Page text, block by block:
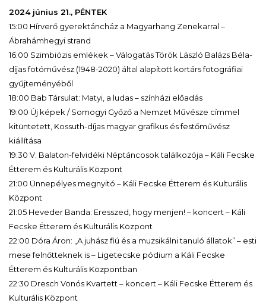
2024 június 21., PÉNTEK
15:00 Hírverő gyerektáncház a Magyarhang Zenekarral –
Ábrahámhegyi strand
16:00 Szimbiózis emlékek – Válogatás Török László Balázs Béla-
díjas fotóművész (1948-2020) által alapított kortárs fotográfiai
gyűjteményéből
18:00 Bab Társulat: Matyi, a ludas – színházi előadás
19:00 Új képek / Somogyi Győző a Nemzet Művésze címmel
kitüntetett, Kossuth-díjas magyar grafikus és festőművész
kiállítása
19:30 V. Balaton-felvidéki Néptáncosok találkozója – Káli Fecske
Étterem és Kulturális Központ
21:00 Ünnepélyes megnyitó – Káli Fecske Étterem és Kulturális
Központ
21:05 Heveder Banda: Eresszed, hogy menjen! – koncert – Káli
Fecske Étterem és Kulturális Központ
22:00 Dóra Áron: „A juhász fiú és a muzsikálni tanuló állatok” – esti
mese felnőtteknek is – Ligetecske pódium a Káli Fecske
Étterem és Kulturális Központban
22:30 Dresch Vonós Kvartett – koncert – Káli Fecske Étterem és
Kulturális Központ